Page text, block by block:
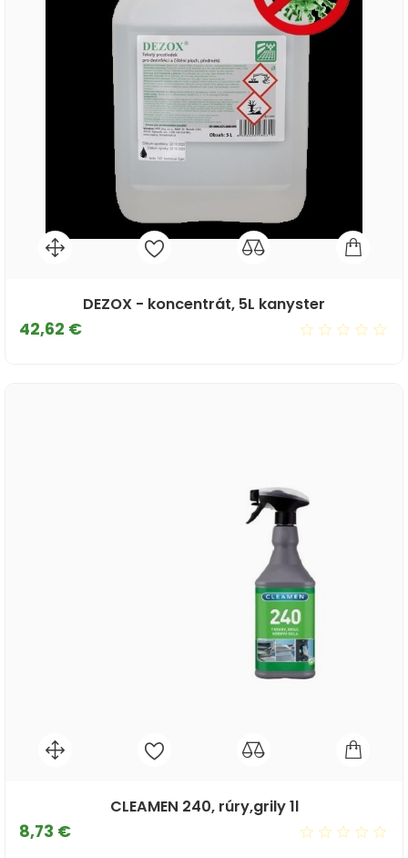
DEZOX - koncentrát, 5L kanyster
42,62 €Cena
CLEAMEN 240, rúry,grily 1l
8,73 €Cena